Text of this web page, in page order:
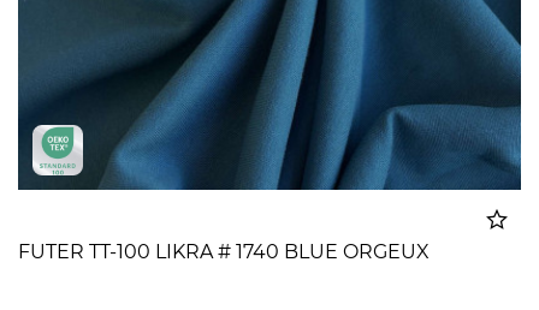
FUTER TT-100 LIKRA # 1740 BLUE ORGEUX